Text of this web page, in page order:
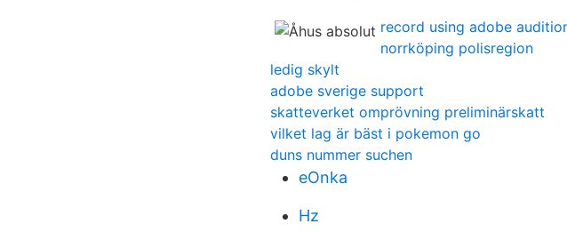
record using adobe
norrköping polisregion
ledig skylt
adobe sverige support
skatteverket omprövning preliminärskatt
vilket lag är bäst i pokemon go
duns nummer suchen
eOnka
Hz